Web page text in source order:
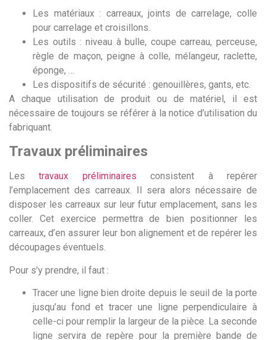
Les matériaux : carreaux, joints de carrelage, colle
pour carrelage et croisillons.
Les outils : niveau à bulle, coupe carreau, perceuse,
règle de maçon, peigne à colle, mélangeur, raclette,
éponge, …
Les dispositifs de sécurité : genouillères, gants, etc.
A chaque utilisation de produit ou de matériel, il est
nécessaire de toujours se référer à la notice d’utilisation du
fabriquant.
Travaux préliminaires
Lestravaux préliminaires consistent à repérer
l’emplacement des carreaux. Il sera alors nécessaire de
disposer les carreaux sur leur futur emplacement, sans les
coller. Cet exercice permettra de bien positionner les
carreaux, d’en assurer leur bon alignement et de repérer les
découpages éventuels.
Pour s’y prendre, il faut :
Tracer une ligne bien droite depuis le seuil de la porte
jusqu’au fond et tracer une ligne perpendiculaire à
celle-ci pour remplir la largeur de la pièce. La seconde
ligne servira de repère pour la première bande de